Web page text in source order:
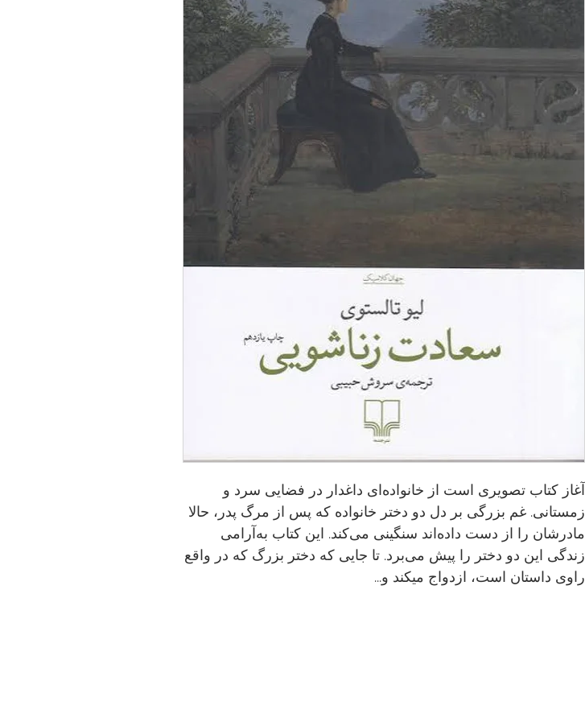
آغاز کتاب تصویری است از خانواده‌ای داغدار در فضایی سرد و
زمستانی. غم بزرگی بر دل دو دختر خانواده که پس از مرگ پدر، حالا
مادرشان را از دست داده‌اند سنگینی می‌کند. این کتاب به‌آرامی
زندگی این دو دختر را پیش می‌برد. تا جایی که دختر بزرگ كه در واقع
راوی داستان است، ازدواج میكند و...